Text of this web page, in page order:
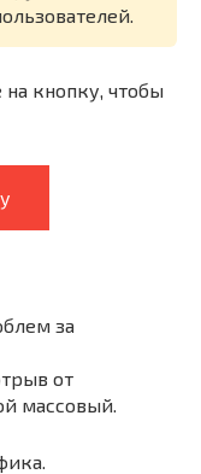
кнопку, чтобы
за
от
массовый.